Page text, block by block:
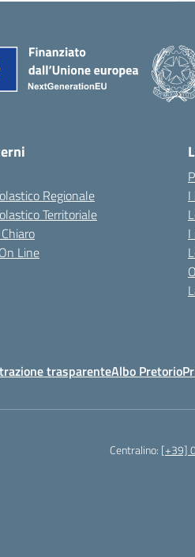
Regionale
Territoriale
Line
I
I
trasparenteAlbo Pretorio
Centralino: [+39]